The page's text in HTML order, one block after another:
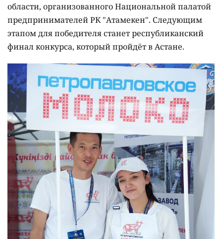
области, организованного Национальной палатой
предпринимателей РК "Атамекен". Следующим
этапом для победителя станет республиканский
финал конкурса, который пройдёт в Астане.